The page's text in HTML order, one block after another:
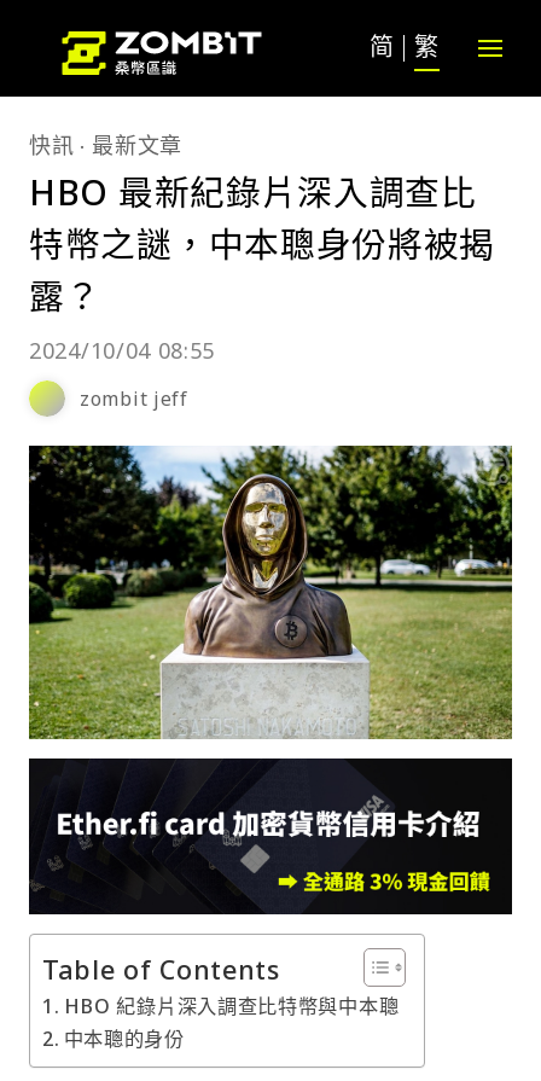
简 繁
快訊 最新文章
HBO 最新紀錄片深入調查比
特幣之謎，中本聰身份將被揭
露？
2024/10/04 08:55
zombit jeff
Table of Contents
HBO 紀錄片深入調查比特幣與中本聰
中本聰的身份